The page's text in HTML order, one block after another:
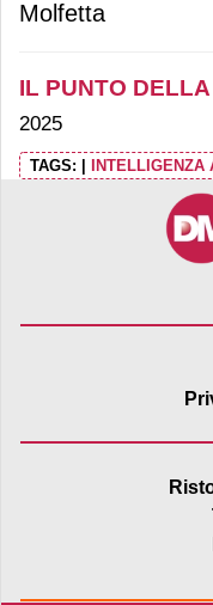
Molfetta
IL PUNTO
2025
TAGS: